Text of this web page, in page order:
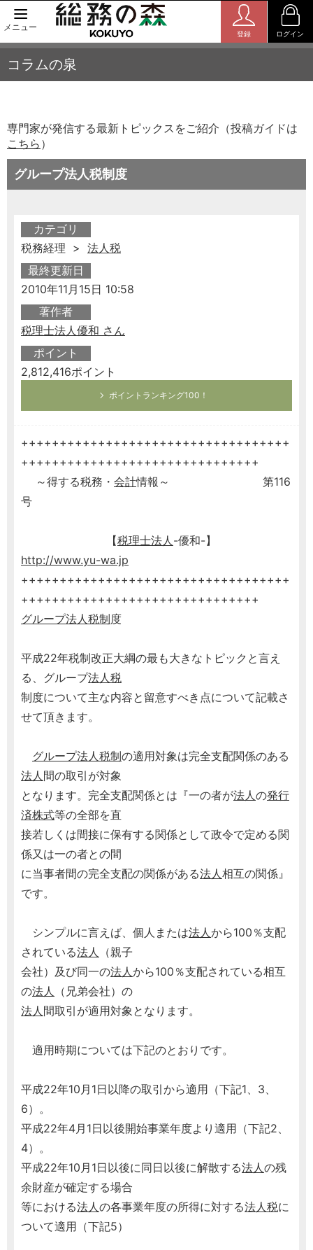
メニュー
登録 ログイン
コラムの泉
専門家が発信する最新トピックスをご紹介（投稿ガイドは
こちら ）
グループ法人税制度
カテゴリ
税務経理 > 法人税
最終更新日
2010年11月15日 10:58
著作者
税理士法人優和 さん
ポイント
2,812,416ポイント
ポイントランキング100！
+++++++++++++++++++++++++++++++++++
+++++++++++++++++++++++++++++++
～得する税務・ 会計情報～ 第116
号
【税理士法人-優和-】
http://www.yu-wa.jp
+++++++++++++++++++++++++++++++++++
+++++++++++++++++++++++++++++++
グループ法人税制度
平成22年税制改正大綱の最も大きなトピックと言え
る、グループ法人税
制度について主な内容と留意すべき点について記載さ
せて頂きます。
グループ法人税制の適用対象は完全支配関係のある
法人間の取引が対象
となります。完全支配関係とは『一の者が法人の発行
済株式等の全部を直
接若しくは間接に保有する関係として政令で定める関
係又は一の者との間
に当事者間の完全支配の関係がある法人相互の関係』
です。
シンプルに言えば、個人または法人から100％支配
されている法人 （親子
会社）及び同一の法人から100％支配されている相互
の法人 （兄弟会社）の
法人間取引が適用対象となります。
適用時期については下記のとおりです。
平成22年10月1日以降の取引から適用（下記1、3、
6）。
平成22年4月1日以後開始事業年度より適用（下記2、
4）。
平成22年10月1日以後に同日以後に解散する法人の残
余財産が確定する場合
等における法人の各事業年度の所得に対する法人税に
ついて適用（下記5）